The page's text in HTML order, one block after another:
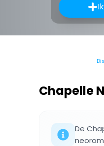
Chapelle
De